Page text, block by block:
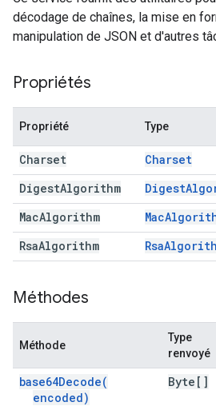
décodage de chaînes, la mise en
manipulation de JSON et d'autres
Propriétés
Propriété Type
Charset
Charset
DigestAlgorithm Digest
MacAlgorithm Mac
RsaAlgorithm Rsa
Méthodes
Méthode
Type
renvoyé
base64Decode(
encoded)
Byte[]